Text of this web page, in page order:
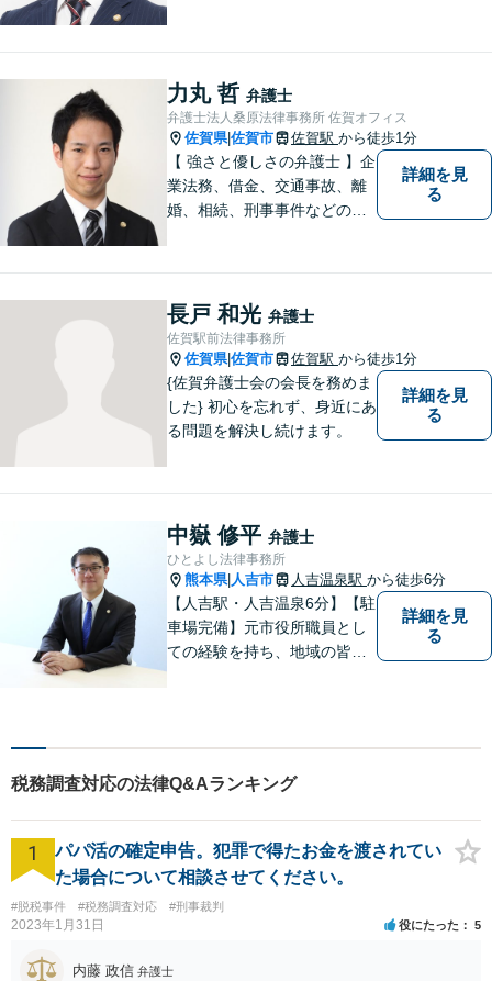
なリーガルサービスを提供い
たします。
力丸 哲 弁護士
弁護士法人桑原法律事務所 佐賀オフィス
佐賀県|佐賀市 佐賀駅 から徒歩1分
【 強さと優しさの弁護士 】企
業法務、借金、交通事故、離
婚、相続、刑事事件などのご
なリーガルサービスを提供い
たします。
詳細を見
る
長戸 和光 弁護士
佐賀駅前法律事務所
佐賀県|佐賀市 佐賀駅 から徒歩1分
{佐賀弁護士会の会長を務めま
した} 初心を忘れず、身近にあ
る問題を解決し続けます。
詳細を見
る
中嶽 修平 弁護士
ひとよし法律事務所
熊本県| 人吉市 人吉温泉駅 から徒歩6分
【人吉駅・人吉温泉6分】【駐
車場完備】元市役所職員とし
ての経験を持ち、地域の皆さ
懇切丁寧に対応し、解決を目
指します【LINE対応】
詳細を見
る
税務調査対応の法律Q&Aランキング
1
パパ活の確定申告。犯罪で得たお金を渡されてい
た場合について相談させてください。
#脱税事件 #税務調査対応 #刑事裁判
2023年1月31日 役にたった 5
内藤 政信 弁護士